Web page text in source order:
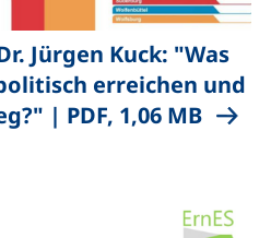
Jürgen Kuck: "Was
erreichen und
| PDF, 1,06 MB